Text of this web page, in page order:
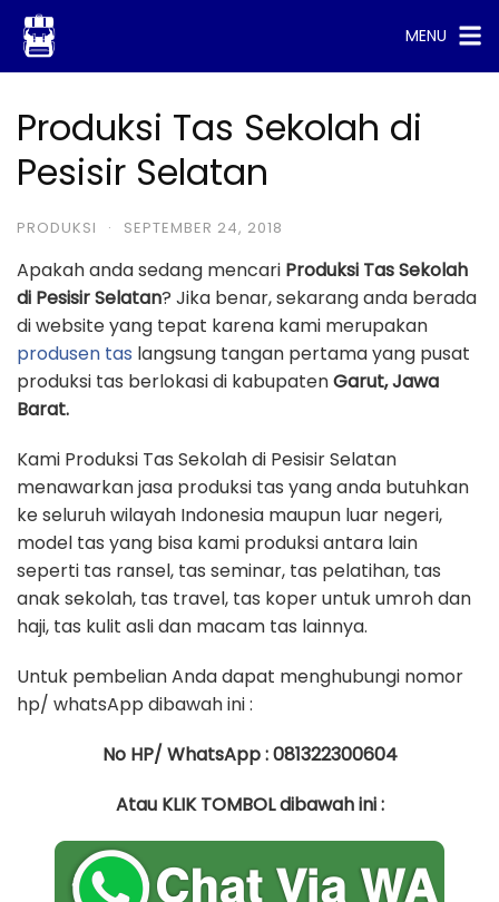
Skip
content
MENU
Produksi Tas Sekolah di
Pesisir Selatan
PRODUKSI · SEPTEMBER 24, 2018
Apakah anda sedang mencari Produksi Tas Sekolah
di Pesisir Selatan? Jika benar, sekarang anda berada
di website yang tepat karena kami merupakan
produsen tas langsung tangan pertama yang pusat
produksi tas berlokasi di kabupatenGarut, Jawa
Barat.
Kami Produksi Tas Sekolah di Pesisir Selatan
menawarkan jasa produksi tas yang anda butuhkan
ke seluruh wilayah Indonesia maupun luar negeri,
model tas yang bisa kami produksi antara lain
seperti tas ransel, tas seminar, tas pelatihan, tas
anak sekolah, tas travel, tas koper untuk umroh dan
haji, tas kulit asli dan macam tas lainnya.
Untuk pembelian Anda dapat menghubungi nomor
hp/ whatsApp dibawah ini :
No HP/ WhatsApp : 081322300604
Atau KLIK TOMBOL dibawah ini :